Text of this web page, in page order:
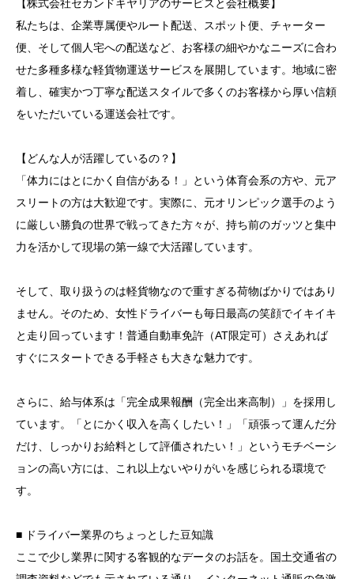
【株式会社セカンドキヤリアのサービスと会社概要】
私たちは、企業専属便やルート配送、スポット便、チャーター
便、そして個人宅への配送など、お客様の細やかなニーズに合わ
せた多種多様な軽貨物運送サービスを展開しています。地域に密
着し、確実かつ丁寧な配送スタイルで多くのお客様から厚い信頼
をいただいている運送会社です。
【どんな人が活躍しているの？】
「体力にはとにかく自信がある！」という体育会系の方や、元ア
スリートの方は大歓迎です。実際に、元オリンピック選手のよう
に厳しい勝負の世界で戦ってきた方々が、持ち前のガッツと集中
力を活かして現場の第一線で大活躍しています。
そして、取り扱うのは軽貨物なので重すぎる荷物ばかりではあり
ません。そのため、女性ドライバーも毎日最高の笑顔でイキイキ
と走り回っています！普通自動車免許（AT限定可）さえあれば
すぐにスタートできる手軽さも大きな魅力です。
さらに、給与体系は「完全成果報酬（完全出来高制）」を採用し
ています。「とにかく収入を高くしたい！」「頑張って運んだ分
だけ、しっかりお給料として評価されたい！」というモチベーシ
ョンの高い方には、これ以上ないやりがいを感じられる環境で
す。
■ ドライバー業界のちょっとした豆知識
ここで少し業界に関する客観的なデータのお話を。国土交通省の
■ 面接通過率を高める履歴書のポイント
■ ドライバー職に関する基礎知識
■ 株式会社セカンドキヤリアの特徴
5. 新たなキャリアへの第一歩｜応募から就業開始まで
■ 応募から就業までの流れ
■ 面接時に必要な書類
■ 採用担当者が重視するポイント